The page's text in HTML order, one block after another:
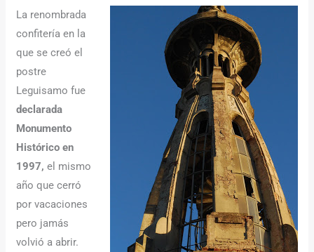
La renombrada
confitería en la
que se creó el
postre
Leguisamo fue
declarada
Monumento
Histórico en
1997, el mismo
año que cerró
por vacaciones
pero jamás
volvió a abrir.